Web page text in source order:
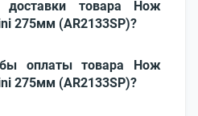
товара Нож
275мм (AR2133SP)?
оплаты товара Нож
275мм (AR2133SP)?